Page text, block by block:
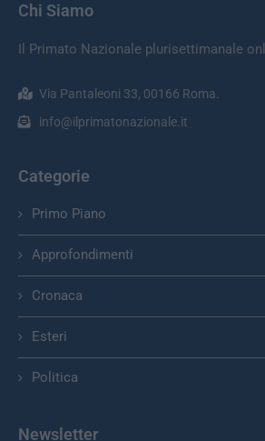
Chi Siamo
Il Primato Nazionale plurisettimanale
Via Pantaleoni 33, 00166 Roma.
info@ilprimatonazionale.it
Categorie
Primo Piano
Approfondimenti
Cronaca
Esteri
Politica
Newsletter